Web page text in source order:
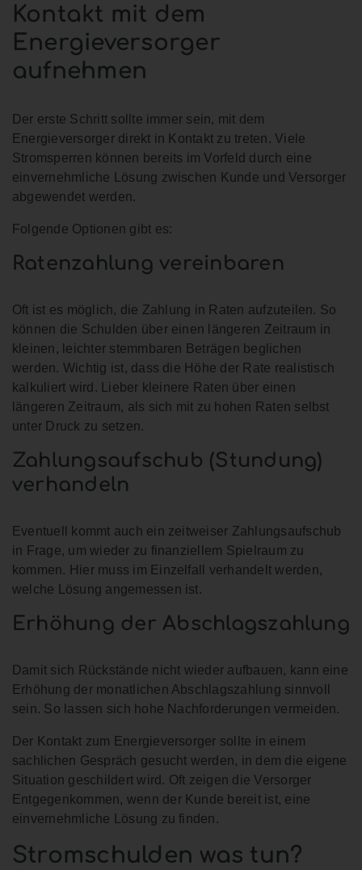
Kontakt mit dem
Energieversorger
aufnehmen
Der erste Schritt sollte immer sein, mit dem
Energieversorger direkt in Kontakt zu treten. Viele
Stromsperren können bereits im Vorfeld durch eine
einvernehmliche Lösung zwischen Kunde und Versorger
abgewendet werden.
Folgende Optionen gibt es:
Ratenzahlung vereinbaren
Oft ist es möglich, die Zahlung in Raten aufzuteilen. So
können die Schulden über einen längeren Zeitraum in
kleinen, leichter stemmbaren Beträgen beglichen
werden. Wichtig ist, dass die Höhe der Rate realistisch
kalkuliert wird. Lieber kleinere Raten über einen
längeren Zeitraum, als sich mit zu hohen Raten selbst
unter Druck zu setzen.
Zahlungsaufschub (Stundung)
verhandeln
Eventuell kommt auch ein zeitweiser Zahlungsaufschub
in Frage, um wieder zu finanziellem Spielraum zu
kommen. Hier muss im Einzelfall verhandelt werden,
welche Lösung angemessen ist.
Erhöhung der Abschlagszahlung
Damit sich Rückstände nicht wieder aufbauen, kann eine
Erhöhung der monatlichen Abschlagszahlung sinnvoll
sein. So lassen sich hohe Nachforderungen vermeiden.
Der Kontakt zum Energieversorger sollte in einem
sachlichen Gespräch gesucht werden, in dem die eigene
Situation geschildert wird. Oft zeigen die Versorger
Entgegenkommen, wenn der Kunde bereit ist, eine
einvernehmliche Lösung zu finden.
Stromschulden was tun?